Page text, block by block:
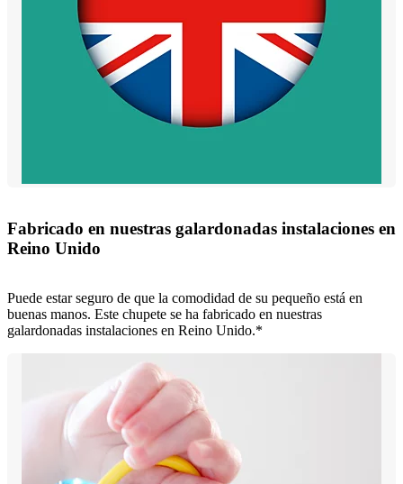
Fabricado en nuestras galardonadas instalaciones en
Reino Unido
Puede estar seguro de que la comodidad de su pequeño está en
buenas manos. Este chupete se ha fabricado en nuestras
galardonadas instalaciones en Reino Unido.*